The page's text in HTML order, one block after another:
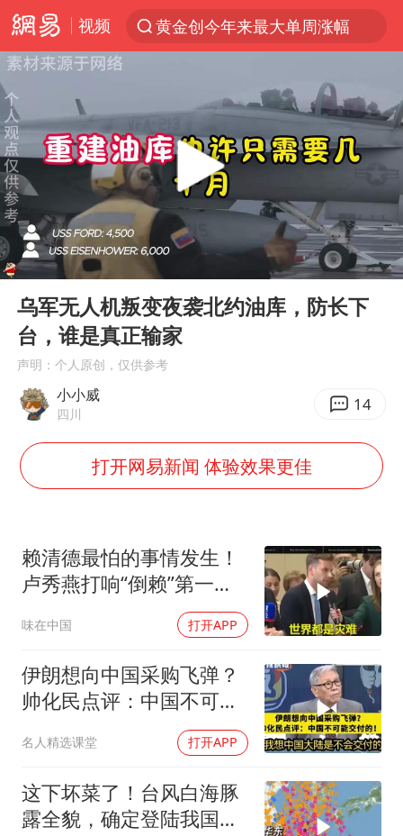
视频
黄金创今年来最大单周涨幅
富婆带资进组给自己硬加60多场吻戏
白海豚将正面袭击贯穿浙江
男童模仿奥特曼从高处跳下致骨折
金饰克价一夜涨回1300元
名创优品一次性内裤 颜面尽失
视频丨中国东方电气集团原党组副书记、董事宋致远被查
包文婧：二胎很难一碗水端平
香港宏福苑火灾或由烟头引起
女主硬加吻戏短剧已下架
浙江台州《告全体市民书》
郑丽文：台湾从来没有“独立”过
网传《披荆斩棘2026》名单
媒体：“内容由AI生成”不是免责盾牌
Play
00:00 05:36
乌军无人机叛变夜袭北约油库，防长下
台，谁是真正输家
声明：个人原创，仅供参考
小小威
四川 14
打开网易新闻 体验效果更佳
赖清德最怕的事情发生！
卢秀燕打响“倒赖”第一
味在中国 打开APP
伊朗想向中国采购飞弹？
帅化民点评：中国不可能
名人精选课堂 打开APP
这下坏菜了！台风白海豚
露全貌，确定登陆我国沿